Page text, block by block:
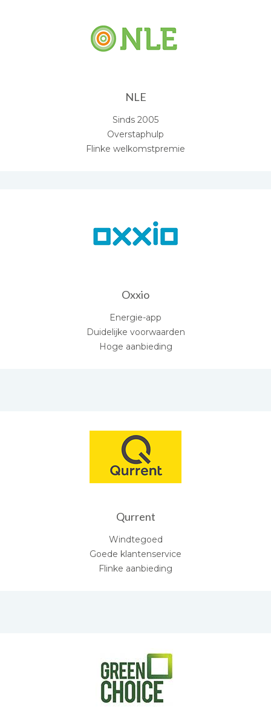
NLE
Sinds 2005
Overstaphulp
Flinke welkomstpremie
Oxxio
Energie-app
Duidelijke voorwaarden
Hoge aanbieding
Qurrent
Windtegoed
Goede klantenservice
Flinke aanbieding